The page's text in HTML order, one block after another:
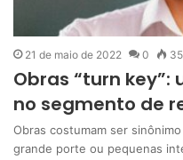
21 de maio de 2022 0
Obras “turn
no segmento de
Obras costumam ser
grande porte ou pequenas